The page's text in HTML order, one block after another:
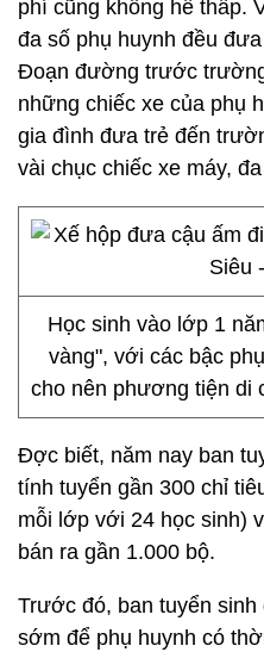
phí cũng không hề thấp.
đa số phụ huynh đều
Đoạn đường trước
những chiếc xe của phụ
gia đình đưa trẻ đến
vài chục chiếc xe máy,
Học sinh vào lớp 1
vàng", với các bậc
cho nên phương tiện di
Đợc biết, năm nay ban
tính tuyển gần 300 chỉ
mỗi lớp với 24 học sinh)
bán ra gần 1.000 bộ.
Trước đó, ban tuyển
sớm để phụ huynh có